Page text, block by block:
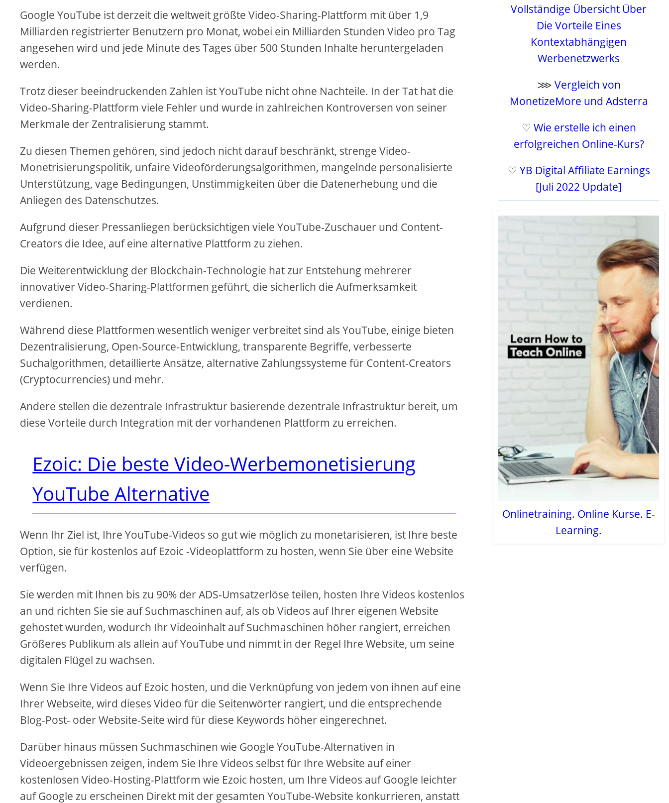
Google YouTube ist derzeit die weltweit größte Video-Sharing-Plattform mit über 1,9
Milliarden registrierter Benutzern pro Monat, wobei ein Milliarden Stunden Video pro Tag
angesehen wird und jede Minute des Tages über 500 Stunden Inhalte heruntergeladen
werden.
Trotz dieser beeindruckenden Zahlen ist YouTube nicht ohne Nachteile. In der Tat hat die
Video-Sharing-Plattform viele Fehler und wurde in zahlreichen Kontroversen von seiner
Merkmale der Zentralisierung stammt.
Zu diesen Themen gehören, sind jedoch nicht darauf beschränkt, strenge Video-
Monetrisierungspolitik, unfaire Videoförderungsalgorithmen, mangelnde personalisierte
Unterstützung, vage Bedingungen, Unstimmigkeiten über die Datenerhebung und die
Anliegen des Datenschutzes.
Aufgrund dieser Pressanliegen berücksichtigen viele YouTube-Zuschauer und Content-
Creators die Idee, auf eine alternative Plattform zu ziehen.
Die Weiterentwicklung der Blockchain-Technologie hat zur Entstehung mehrerer
innovativer Video-Sharing-Plattformen geführt, die sicherlich die Aufmerksamkeit
verdienen.
Während diese Plattformen wesentlich weniger verbreitet sind als YouTube, einige bieten
Dezentralisierung, Open-Source-Entwicklung, transparente Begriffe, verbesserte
Suchalgorithmen, detaillierte Ansätze, alternative Zahlungssysteme für Content-Creators
(Cryptocurrencies) und mehr.
Andere stellen die dezentrale Infrastruktur basierende dezentrale Infrastruktur bereit, um
diese Vorteile durch Integration mit der vorhandenen Plattform zu erreichen.
Ezoic: Die beste Video-Werbemonetisierung
YouTube Alternative
Wenn Ihr Ziel ist, Ihre YouTube-Videos so gut wie möglich zu monetarisieren, ist Ihre beste
Option, sie für kostenlos auf Ezoic -Videoplattform zu hosten, wenn Sie über eine Website
verfügen.
Sie werden mit Ihnen bis zu 90% der ADS-Umsatzerlöse teilen, hosten Ihre Videos kostenlos
an und richten Sie sie auf Suchmaschinen auf, als ob Videos auf Ihrer eigenen Website
gehostet wurden, wodurch Ihr Videoinhalt auf Suchmaschinen höher rangiert, erreichen
Größeres Publikum als allein auf YouTube und nimmt in der Regel Ihre Website, um seine
digitalen Flügel zu wachsen.
Wenn Sie Ihre Videos auf Ezoic hosten, und die Verknüpfung von jedem von ihnen auf eine
Ihrer Webseite, wird dieses Video für die Seitenwörter rangiert, und die entsprechende
Blog-Post- oder Website-Seite wird für diese Keywords höher eingerechnet.
Darüber hinaus müssen Suchmaschinen wie Google YouTube-Alternativen in
Videoergebnissen zeigen, indem Sie Ihre Videos selbst für Ihre Website auf einer
kostenlosen Video-Hosting-Plattform wie Ezoic hosten, um Ihre Videos auf Google leichter
auf Google zu erscheinen Direkt mit der gesamten YouTube-Website konkurrieren, anstatt
Vollständige Übersicht Über
Die Vorteile Eines
Kontextabhängigen
Werbenetzwerks
⋙ Vergleich von
MonetizeMore und Adsterra
♡ Wie erstelle ich einen
erfolgreichen Online-Kurs?
♡ YB Digital Affiliate Earnings
[Juli 2022 Update]
Onlinetraining. Online Kurse. E-
Learning.